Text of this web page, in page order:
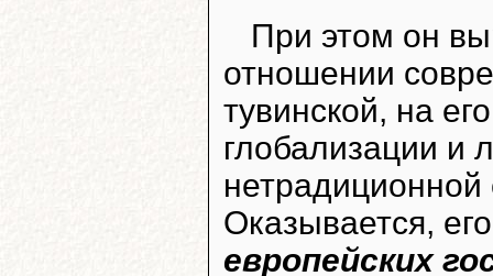
При этом он
отношении
тувинской, на
глобализации и
нетрадиционной
Оказывается,
европейских